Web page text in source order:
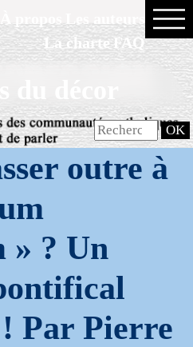
La charte FAQ
du décor
outre à
» ? Un
Par Pierre